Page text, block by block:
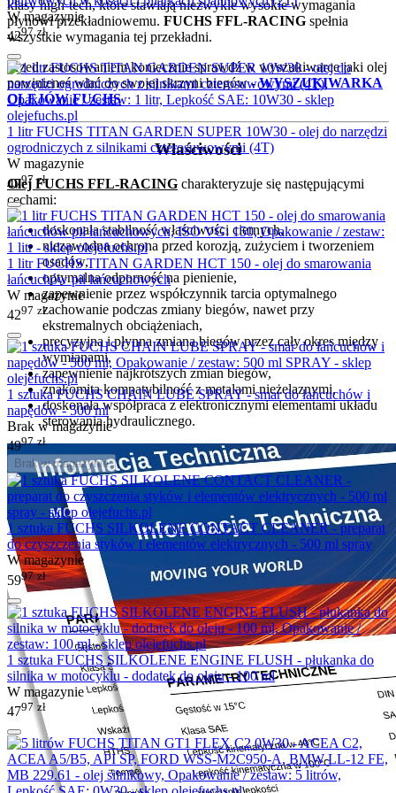
klasy high-tech, które stawiają niezwykle wysokie wymagania
płynowi przekładniowemu. FUCHS FFL-RACING spełnia
wszystkie wymagania tej przekładni.
Przed zastosowaniem koniecznie sprawdź w wyszukiwarce jaki olej
powinieneś wlać do swojej skrzyni biegów-WYSZUKIWARKA
OLEJÓW FUCHS
Właściwości
Olej FUCHS FFL-RACING charakteryzuje się następującymi
cechami:
doskonała stabilność właściwości ciernych,
niezawodna ochrona przed korozją, zużyciem i tworzeniem
osadów,
optymalna odporność na pienienie,
zapewnienie przez współczynnik tarcia optymalnego
zachowanie podczas zmiany biegów, nawet przy
ekstremalnych obciążeniach,
precyzyjna i płynna zmiana biegów przez cały okres między
wymianami,
zapewnienie najkrótszych zmian biegów,
znakomita kompatybilność z metalami nieżelaznymi,
doskonała współpraca z elektronicznymi elementami układu
sterowania hydraulicznego.
W magazynie
4297 zł
1 litr FUCHS TITAN GARDEN SUPER 10W30 - olej do narzędzi
ogrodniczych z silnikami czterosuwowymi (4T)
W magazynie
4797 zł
1 litr FUCHS TITAN GARDEN HCT 150 - olej do smarowania
łańcuchów pił łańcuchowych
W magazynie
4297 zł
1 sztuka FUCHS CHAIN LUBE SPRAY - smar do łańcuchów i
napędów - 500 ml
Brak w magazynie
4997 zł
Brak w magazynie
1 sztuka FUCHS SILKOLENE CONTACT CLEANER - preparat
do czyszczenia styków i elementów elektrycznych - 500 ml spray
W magazynie
5997 zł
1 sztuka FUCHS SILKOLENE ENGINE FLUSH - płukanka do
silnika w motocyklu - dodatek do oleju - 100 ml
W magazynie
4797 zł